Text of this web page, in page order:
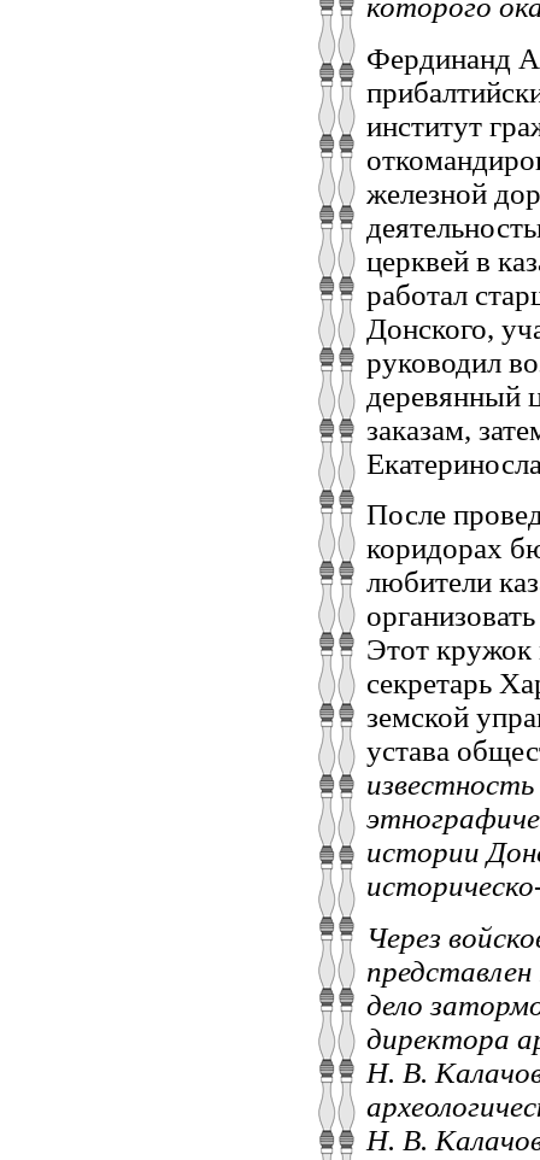
которого
Фердинанд
институт
железной
церквей в
работал
Донского,
руководил
деревянный
заказам,
После
коридорах
любители
Этот кружок
секретарь
земской
устава
истории
Через
дело
директора
Н. В.
Н. В.